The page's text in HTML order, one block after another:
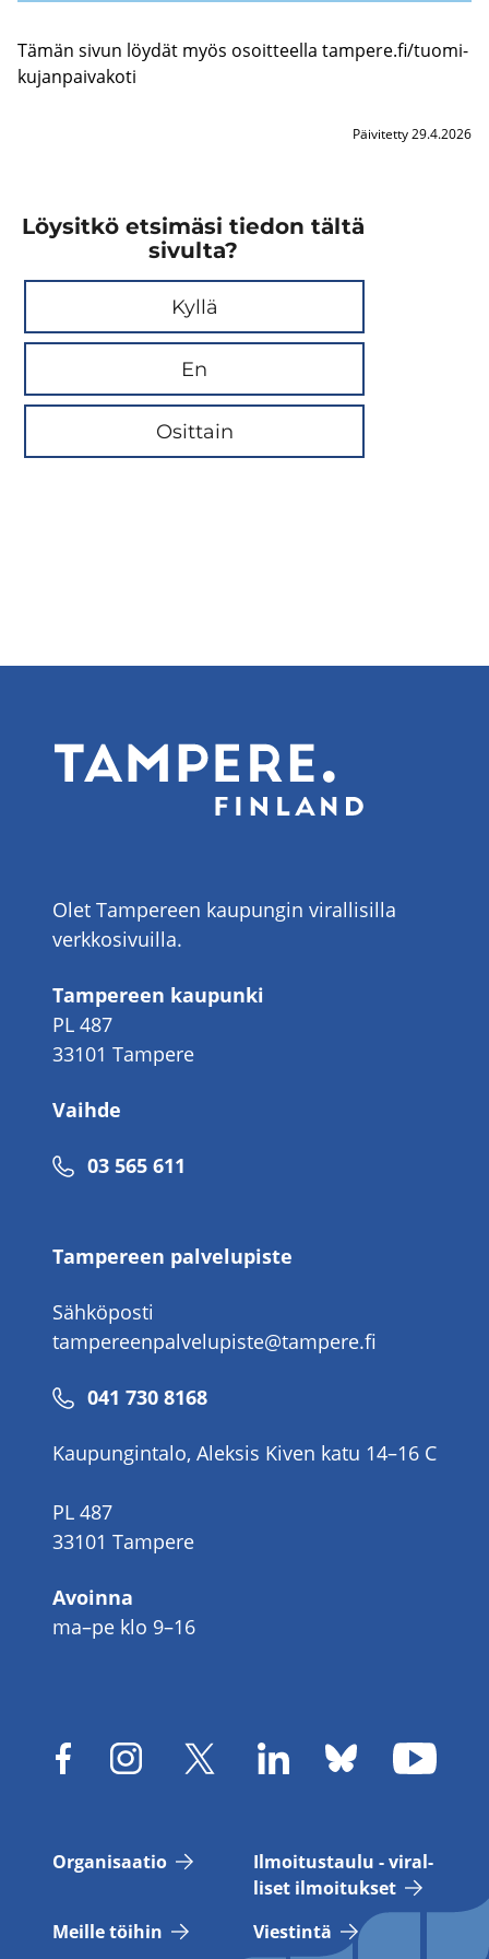
Tämän sivun löy­dät myös osoit­teel­la tam­pe­re.fi/tuo­mi­
ku­jan­pai­va­ko­ti
Päivitetty 29.4.2026
Löysitkö etsimäsi tiedon tältä
sivulta?
Kyllä
En
Osittain
Olet Tampereen kaupungin virallisilla
verkkosivuilla.
Tampereen kaupunki
PL 487
33101 Tampere
Vaihde
Puhelinnumero
03 565 611
Tampereen palvelupiste
Sähköposti
tampereenpalvelupiste@tampere.fi
Puhelinnumero
041 730 8168
Kaupungintalo, Aleksis Kiven katu 14–16 C
PL 487
33101 Tampere
Avoinna
ma–pe klo 9–16
Or­ga­ni­saa­tio
Il­moi­tus­tau­lu - vi­ral­
li­set il­moi­tuk­set
Meil­le töi­hin
Vies­tin­tä